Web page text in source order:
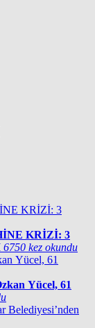
KRİZİ: 3
6750 kez okundu
Yücel, 61